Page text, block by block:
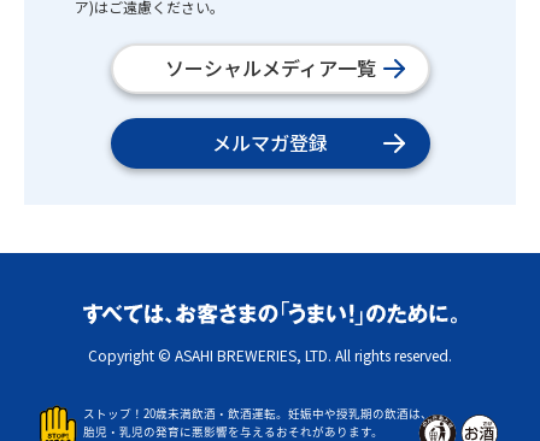
ア)はご遠慮ください。
ソーシャルメディア一覧
メルマガ登録
Copyright © ASAHI BREWERIES, LTD. All rights reserved.